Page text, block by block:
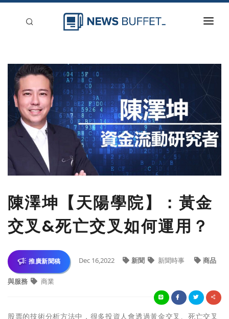
新聞稿分類
登入
刊登
陳澤坤【天陽學院】：黃金
交叉&死亡交叉如何運用？
推廣新聞稿 Dec 16,2022 新聞 新聞時事 商品
與服務 商業
股票的技術分析方法中，很多投資人會透過黃金交叉、死亡交叉